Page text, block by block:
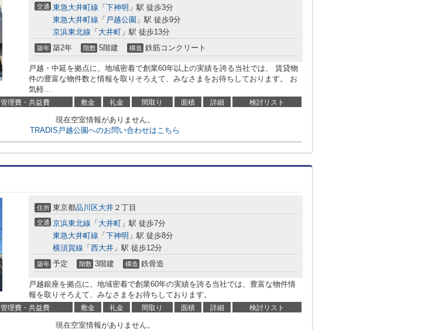
交通 東急大井町線 「 下神明 」駅 徒歩3分
東急大井町線 「 戸越公園 」駅 徒歩9分
京浜東北線 「 大井町 」駅 徒歩13分
築年 築2年 階数 5階建 構造 鉄筋コンクリート
戸越・中延を拠点に、地域密着で創業60年以上の実績を誇る当社では、 賃貸物
件の豊富な物件数と情報を取りそろえて、みなさまをお待ちしております。 お
気軽...
管理費・共益費 敷金 礼金 間取り 面積 詳細 検討リスト
現在空室情報がありません。
TRADIS戸越公園へのお問い合わせはこちら
住所 東京都品川区大井 ２丁目
交通 京浜東北線 「 大井町 」駅 徒歩7分
東急大井町線 「 下神明 」駅 徒歩8分
横須賀線 「 西大井 」駅 徒歩12分
築年 予定 階数 3階建 構造 鉄骨造
戸越銀座を拠点に、地域密着で創業60年の実績を誇る当社では、豊富な物件情
報を取りそろえて、みなさまをお待ちしております。
管理費・共益費 敷金 礼金 間取り 面積 詳細 検討リスト
現在空室情報がありません。